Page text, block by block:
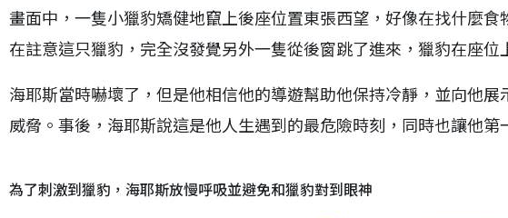
畫面中，一隻小獵豹矯健地竄上後座位置東張西望，好像在找什麼
在註意這只獵豹，完全沒發覺另外一隻從後窗跳了進來，獵豹在座位
海耶斯當時嚇壞了，但是他相信他的導遊幫助他保持冷靜，並向他
威脅。事後，海耶斯說這是他人生遇到的最危險時刻，同時也讓他第
為了刺激到獵豹，海耶斯放慢呼吸並避免和獵豹對到眼神